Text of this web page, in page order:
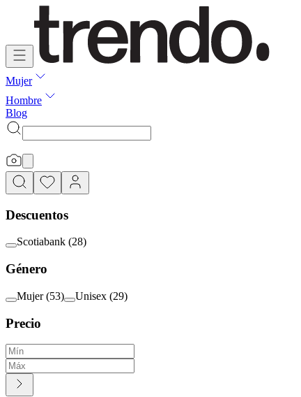
Mujer
Hombre
Blog
Descuentos
Scotiabank (28)
Género
Mujer (53) Unisex (29)
Precio